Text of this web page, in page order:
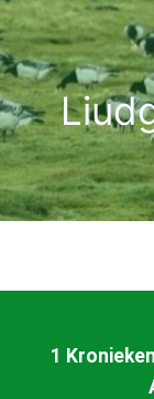
Ga
naar
de
inhoud
1